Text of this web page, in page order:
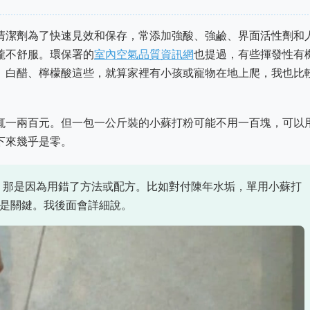
潔劑為了快速見效和保存，常添加強酸、強鹼、界面活性劑和
不舒服。環保署的室內空氣品質資訊網也提過，有些揮發性有
醋、檸檬酸這些，就算家裡有小孩或寵物在地上爬，我也比
兩百元。但一包一公斤裝的小蘇打粉可能不用一百塊，可以
幾乎是零。
是因為用錯了方法或配方。比如對付陳年水垢，單用小蘇打
關鍵。我後面會詳細說。